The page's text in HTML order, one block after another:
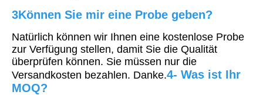
3Können Sie mir eine Probe geben?
Natürlich können wir Ihnen eine kostenlose Probe
zur Verfügung stellen, damit Sie die Qualität
überprüfen können. Sie müssen nur die
Versandkosten bezahlen. Danke.4- Was ist Ihr
MOQ?